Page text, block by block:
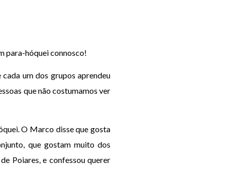
para-hóquei connosco!
um dos grupos aprendeu
que não costumamos ver
O Marco disse que gosta
que gostam muito dos
Poiares, e confessou querer